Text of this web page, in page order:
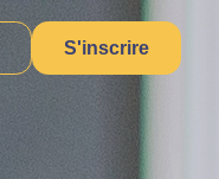
S'inscrire